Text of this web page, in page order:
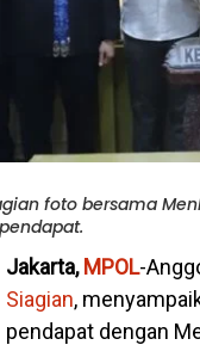
foto bersama
Jakarta,MPOL-
Siagian,
pendapat dengan